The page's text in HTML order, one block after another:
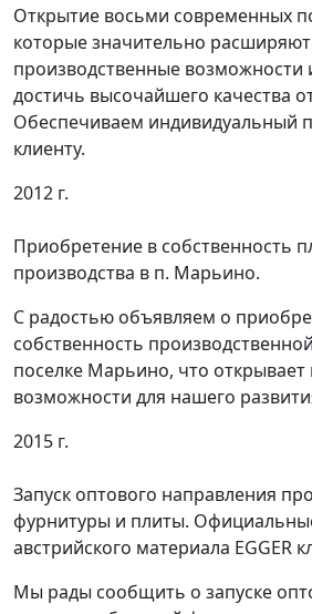
Открытие восьми современных
которые значительно
производственные возможности
достичь высочайшего качества
Обеспечиваем индивидуальный
клиенту.
2012 г.
Приобретение в собственность
производства в п. Марьино.
С радостью объявляем о
собственность
поселке Марьино, что
возможности для нашего
2015 г.
Запуск оптового направления
фурнитуры и плиты.
австрийского материала EGGER
Мы рады сообщить о запуске